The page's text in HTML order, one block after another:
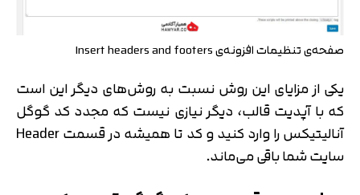
صفحه‌ی تنظیمات افزونه‌ی Insert headers and footers
یکی از مزایای این روش نسبت به روش‌های دیگر این است
که با آپدیت قالب، دیگر نیازی نیست که مجدد کد گوگل
آنالیتیکس را وارد کنید و کد تا همیشه در قسمت Header
سایت شما باقی می‌ماند.